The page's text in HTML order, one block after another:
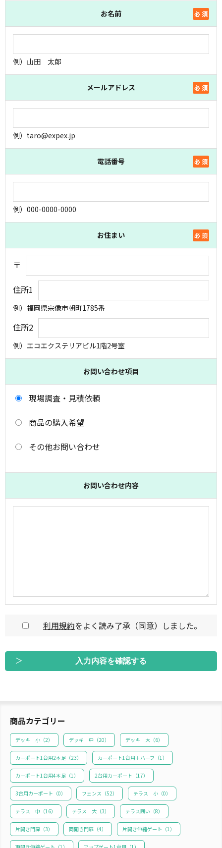
お名前 必 須
例）山田 太郎
メールアドレス 必 須
例）taro@expex.jp
電話番号 必 須
例）000-0000-0000
お住まい 必 須
〒
住所1
例）福岡県宗像市朝町1785番
住所2
例）エコエクステリアビル1階2号室
お問い合わせ項目
現場調査・見積依頼
商品の購入希望
その他お問い合わせ
お問い合わせ内容
利用規約をよく読み了承（同意）しました。
商品カテゴリー
デッキ 小（2） デッキ 中（20） デッキ 大（6）
カーポート1台用2本足（23） カーポート1台用＋ハーフ（1）
カーポート1台用4本足（1） 2台用カーポート（17）
3台用カーポート（0） フェンス（52） テラス 小（0）
テラス 中（16） テラス 大（3） テラス囲い（8）
片開き門扉（3） 両開き門扉（4） 片開き伸縮ゲート（1）